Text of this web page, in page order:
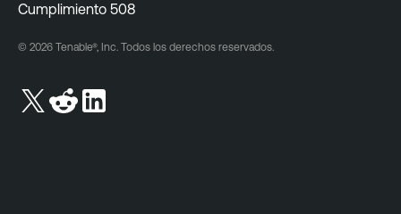
Cumplimiento 508
© 2026 Tenable®, Inc. Todos los derechos reservados.